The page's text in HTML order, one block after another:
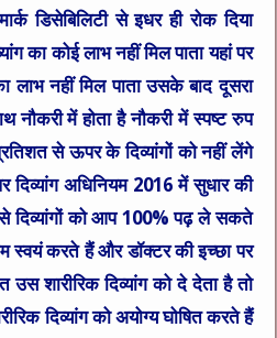
डिसेबिलिटी से इधर ही रोक दिया
का कोई लाभ नहीं मिल पाता यहां पर
लाभ नहीं मिल पाता उसके बाद दूसरा
नौकरी में होता है नौकरी में स्पष्ट रुप
से ऊपर के दिव्यांगों को नहीं लेंगे
दिव्यांग अधिनियम 2016 में सुधार की
को आप 100% पढ़ ले सकते
स्वयं करते हैं और डॉक्टर की इच्छा पर
उस शारीरिक दिव्यांग को दे देता है तो
दिव्यांग को अयोग्य घोषित करते हैं